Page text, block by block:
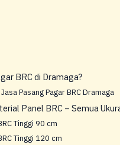
BRC di Dramaga?
Pasang Pagar BRC Dramaga
Panel BRC – Semua
Tinggi 90 cm
Tinggi 120 cm